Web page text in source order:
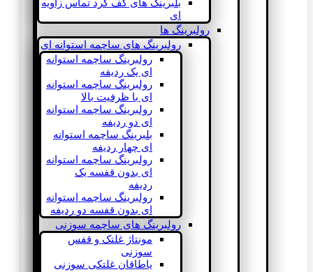
بلبرینگ های کف گرد تماس زاویه
ای
رولبرینگ ها
رولبرینگ های ساچمه استوانه ای
رولبرینگ ساچمه استوانه
ای یک ردیفه
رولبرینگ ساچمه استوانه
ای با ظرفیت بالا
رولبرینگ ساچمه استوانه
ای دو ردیفه
بلبرینگ ساچمه استوانه
ای چهار ردیفه
رولبرینگ ساچمه استوانه
ای بدون قفسه یک
ردیفه
رولبرینگ ساچمه استوانه
ای بدون قفسه دو ردیفه
رولبرینگ های ساچمه سوزنی
مونتاژ غلتک و قفس
سوزنی
یاطاقان غلتکی سوزنی